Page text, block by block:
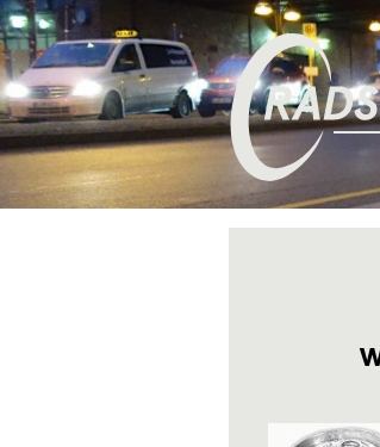
Zur
Navigation
springen
Zum
Inhalt
springen